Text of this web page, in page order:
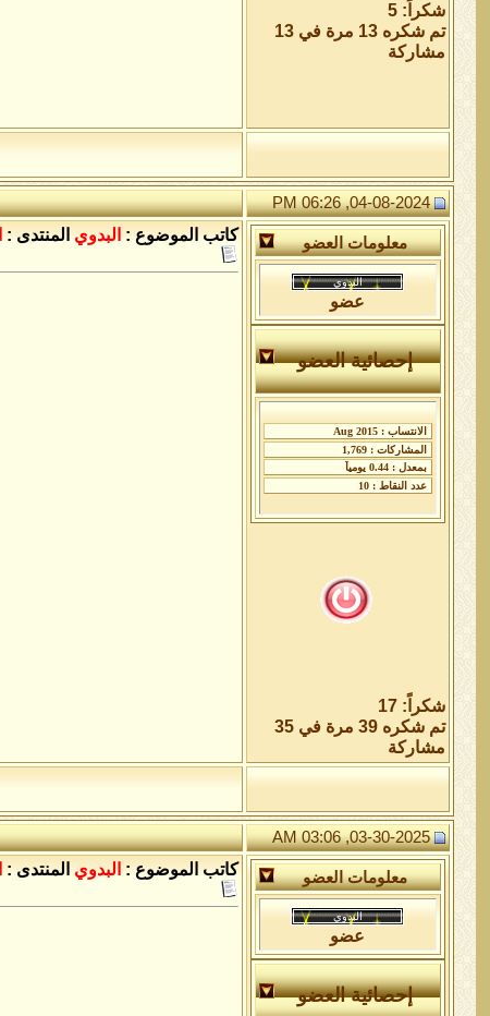
شكراً: 5
تم شكره 13 مرة في 13
مشاركة
04-08-2024, 06:26 PM
معلومات العضو
عضو
إحصائية العضو
شكراً: 17
تم شكره 39 مرة في 35
مشاركة
كاتب الموضوع : البدوي المنتدى :
03-30-2025, 03:06 AM
معلومات العضو
عضو
إحصائية العضو
كاتب الموضوع : البدوي المنتدى :